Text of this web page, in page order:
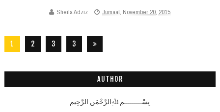
Sheila Adziz Jumaat, November 20, 2015
1 2 3
3
AUTHOR
بِسْـــــــــمِ ﷲِالرَّحْمَنِ الرَّحِيم